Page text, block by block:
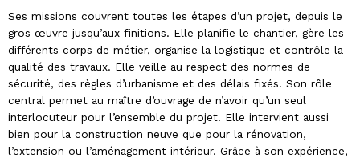
Ses missions couvrent toutes les étapes d’un projet, depuis le
gros œuvre jusqu’aux finitions. Elle planifie le chantier, gère les
différents corps de métier, organise la logistique et contrôle la
qualité des travaux. Elle veille au respect des normes de
sécurité, des règles d’urbanisme et des délais fixés. Son rôle
central permet au maître d’ouvrage de n’avoir qu’un seul
interlocuteur pour l’ensemble du projet. Elle intervient aussi
bien pour la construction neuve que pour la rénovation,
l’extension ou l’aménagement intérieur. Grâce à son expérience,